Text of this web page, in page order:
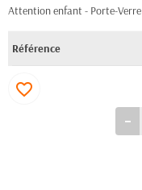
Attention enfant - Porte-Verre
Référence
favorite_border